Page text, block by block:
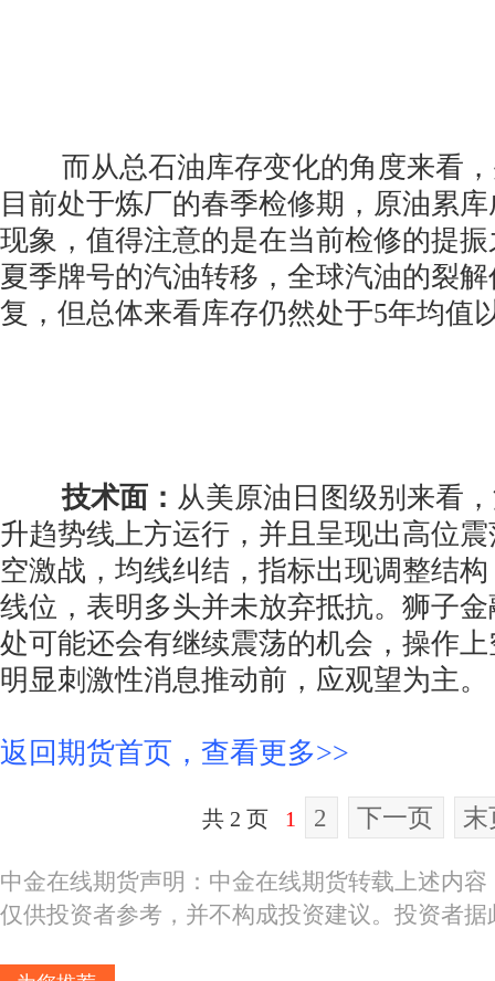
而从总石油库存变化的角度来看，
目前处于炼厂的春季检修期，原油累
现象，值得注意的是在当前检修的提
夏季牌号的汽油转移，全球汽油的裂
复，但总体来看库存仍然处于5年均值
技术面： 从美原油日图级别来看
升趋势线上方运行，并且呈现出高位
空激战，均线纠结，指标出现调整结
线位，表明多头并未放弃抵抗。狮子
处可能还会有继续震荡的机会，操作
明显刺激性消息推动前，应观望为主。
返回期货首页，查看更多>>
共 2 页 1 2 下一页 末
中金在线期货声明：中金在线期货转载上述内
仅供投资者参考，并不构成投资建议。投资者